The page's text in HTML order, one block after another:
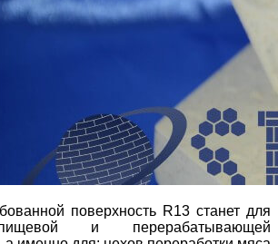
поверхность R13 станет для
и перерабатывающей